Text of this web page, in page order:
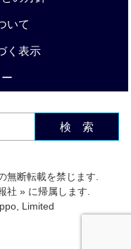
いて
く表示
検 索
無断転載を禁じます.
社 » に帰属します.
Limited